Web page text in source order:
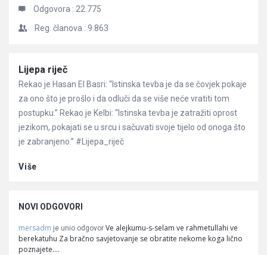
Odgovora : 22.775
Reg. članova : 9.863
Članci
Lijepa riječ
Rekao je Hasan El Basri: “Istinska tevba je da se čovjek pokaje
za ono što je prošlo i da odluči da se više neće vratiti tom
postupku.” Rekao je Kelbi: “Istinska tevba je zatražiti oprost
jezikom, pokajati se u srcu i sačuvati svoje tijelo od onoga što
je zabranjeno.” #Lijepa_riječ
Više
NOVI ODGOVORI
mersadm je unio odgovor Ve alejkumu-s-selam ve rahmetullahi ve
berekatuhu Za bračno savjetovanje se obratite nekome koga lično
poznajete.…